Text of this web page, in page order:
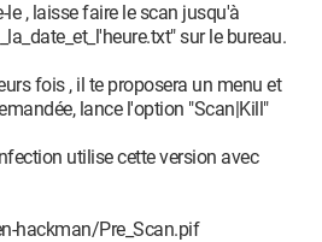
100
112 (gpsvc) - Unknown owner -
Update (gupdate) (gupdate) -
Files
Update (gupdatem) (gupdatem)
, laisse faire le scan jusqu'à
sur le bureau.
fois , il te proposera un menu et
lance l'option "Scan|Kill"
utilise cette version avec
hackman/Pre_Scan.pif